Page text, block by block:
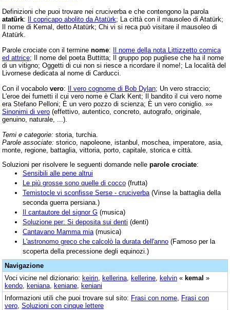
Definizioni che puoi trovare nei cruciverba e che contengono la parola
atatürk: Il copricapo abolito da Atatürk; La città con il mausoleo di Atatürk;
Il nome di Kemal, detto Atatürk; Chi vi si reca può visitare il mausoleo di
Atatürk.
Parole crociate con il termine nome: Il nome della nota Littizzetto comica
ed attrice; Il nome del poeta Buttitta; Il gruppo pop pugliese che ha il nome
di un vitigno; Oggetti di cui non si riesce a ricordare il nome!; La località del
Livornese dedicata al nome di Carducci.
Con il vocabolo vero: Il vero cognome di Bob Dylan; Un vero straccio;
L'eroe dei fumetti il cui vero nome è Clark Kent; Il bandito il cui vero nome
era Stefano Pelloni; È un vero pozzo di scienza; È un vero coniglio. »»
Sinonimi di vero (effettivo, autentico, concreto, autografo, originale,
genuino, naturale, ...).
Temi e categorie: storia, turchia.
Parole associate: storico, napoleone, istanbul, moschea, imperatore, asia,
monte, regione, battaglia, vittoria, porto, capitale, storica e città.
Soluzioni per risolvere le seguenti domande nelle parole crociate:
Sensibili alle pene altrui
Le più grosse sono quelle di cocco (frutta)
Temistocle vi sconfisse Serse - cruciverba (Vinse la battaglia della
seconda guerra persiana.)
Il cantautore del signor G (musica)
Soluzione per: Si deposita sui denti (denti)
Cantavano Mamma mia (musica)
L'astronomo greco che calcolò la durata dell'anno (Famoso per la
scoperta della precessione degli equinozi.)
Navigazione
Voci vicine nel dizionario: keirin kellerina kellerine kelvin « kemal »
kendo keniana keniane keniani
Informazioni utili che puoi trovare sul sito: Frasi con nome Frasi con
vero Soluzioni con cinque lettere